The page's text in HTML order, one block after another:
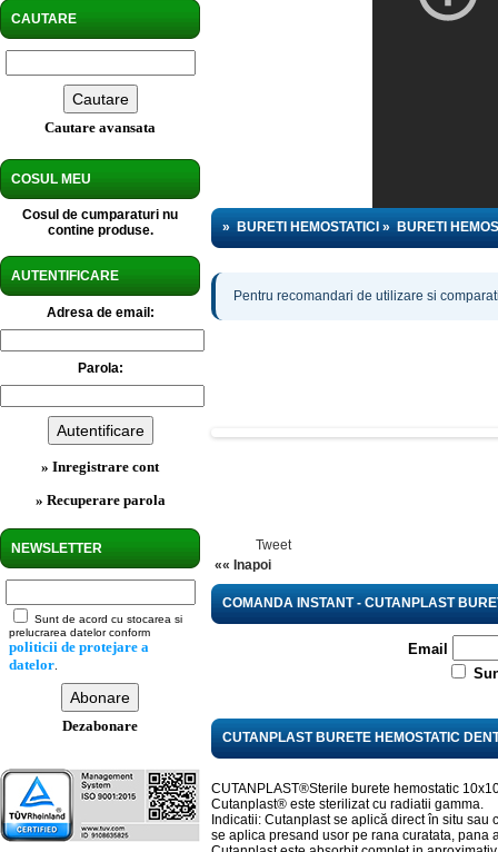
CAUTARE
Cautare avansata
COSUL MEU
Cosul de cumparaturi nu
contine produse.
AUTENTIFICARE
Adresa de email:
Parola:
» Inregistrare cont
» Recuperare parola
NEWSLETTER
Sunt de acord cu stocarea si
prelucrarea datelor conform
politicii de protejare a
datelor
Dezabonare
» BURETI HEMOSTATICI » BURETI
Pentru recomandari de utilizare si
Tweet
«« Inapoi
COMANDA INSTANT - CUTANPLAST
Email
CUTANPLAST BURETE HEMOSTATIC
CUTANPLAST®Sterile burete hemostatic
Cutanplast® este sterilizat cu radiatii gamma.
Indicatii: Cutanplast se aplică direct în situ
se aplica presand usor pe rana curatata, pana